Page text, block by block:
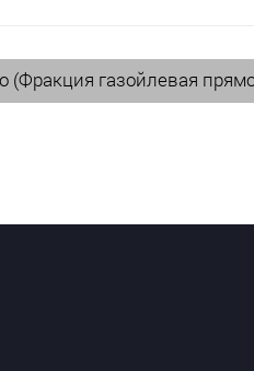
(Фракция газойлевая